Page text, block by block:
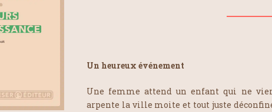
Un heureux événement
Une femme attend un enfant qui ne
arpente la ville moite et tout juste